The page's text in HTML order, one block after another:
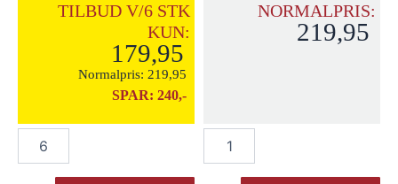
TILBUD V/6 STK
KUN:
179,95
Normalpris: 219,95
SPAR: 240,-
NORMALPRIS:
219,95